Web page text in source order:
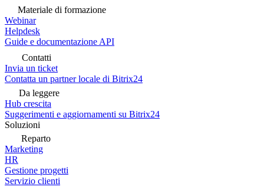
Materiale di formazione
Webinar
Helpdesk
Guide e documentazione API
Contatti
Invia un ticket
Contatta un partner locale di Bitrix24
Da leggere
Hub crescita
Suggerimenti e aggiornamenti su Bitrix24
Soluzioni
Reparto
Marketing
HR
Gestione progetti
Servizio clienti